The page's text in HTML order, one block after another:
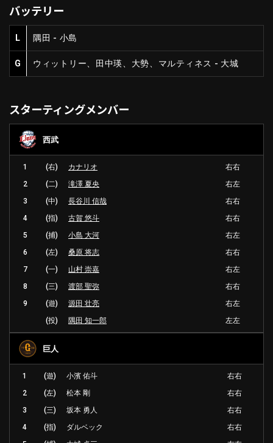
バッテリー
L 隅田 - 小島
G ウィットリー、田中瑛、大勢、マルティネス - 大城
スターティングメンバー
西武
1 (右) カナリオ
右右
2
(二) 滝澤 夏央
右左
3
(中) 長谷川 信哉
右右
4
(指) 古賀 悠斗
右右
5
(捕) 小島 大河
右左
6
(左) 桑原 将志
右右
7
(一) 山村 崇嘉
右左
8
(三) 渡部 聖弥
右右
9
(遊) 源田 壮亮
右左
(投)
隅田 知一郎 左左
巨人
1 (遊) 小濱 佑斗
右右
2
(左) 松本 剛
右右
3
(三) 坂本 勇人
右右
4
(指) ダルベック
右右